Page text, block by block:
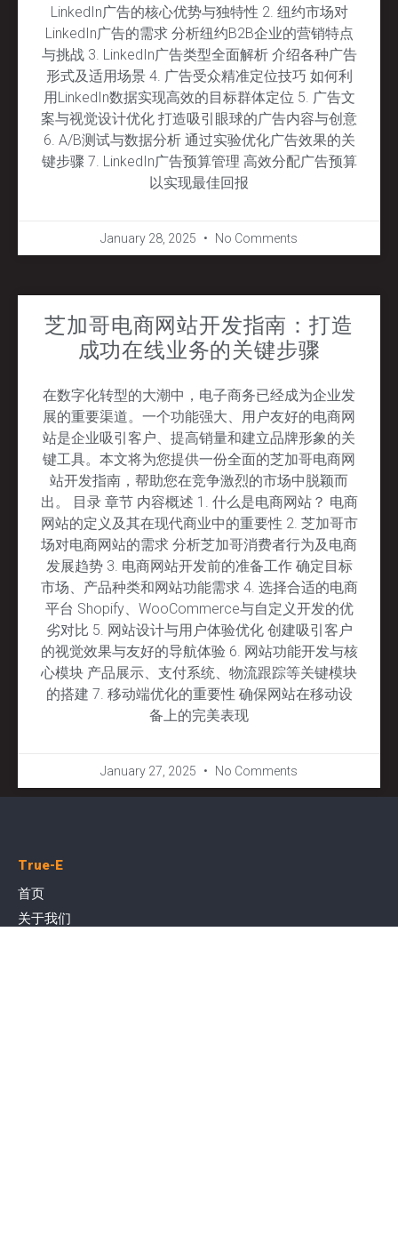
LinkedIn广告的核心优势与独特性 2. 纽约市场对
LinkedIn广告的需求 分析纽约B2B企业的营销特点
与挑战 3. LinkedIn广告类型全面解析 介绍各种广告
形式及适用场景 4. 广告受众精准定位技巧 如何利
用LinkedIn数据实现高效的目标群体定位 5. 广告文
案与视觉设计优化 打造吸引眼球的广告内容与创意
6. A/B测试与数据分析 通过实验优化广告效果的关
键步骤 7. LinkedIn广告预算管理 高效分配广告预算
以实现最佳回报
January 28, 2025 No Comments
芝加哥电商网站开发指南：打造
成功在线业务的关键步骤
在数字化转型的大潮中，电子商务已经成为企业发
展的重要渠道。一个功能强大、用户友好的电商网
站是企业吸引客户、提高销量和建立品牌形象的关
键工具。本文将为您提供一份全面的芝加哥电商网
站开发指南，帮助您在竞争激烈的市场中脱颖而
出。 目录 章节 内容概述 1. 什么是电商网站？ 电商
网站的定义及其在现代商业中的重要性 2. 芝加哥市
场对电商网站的需求 分析芝加哥消费者行为及电商
发展趋势 3. 电商网站开发前的准备工作 确定目标
市场、产品种类和网站功能需求 4. 选择合适的电商
平台 Shopify、WooCommerce与自定义开发的优
劣对比 5. 网站设计与用户体验优化 创建吸引客户
的视觉效果与友好的导航体验 6. 网站功能开发与核
心模块 产品展示、支付系统、物流跟踪等关键模块
的搭建 7. 移动端优化的重要性 确保网站在移动设
备上的完美表现
January 27, 2025 No Comments
True-E
首页
关于我们